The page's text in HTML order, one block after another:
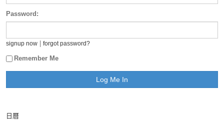
Password:
signup now forgot password?
Remember Me
日曆